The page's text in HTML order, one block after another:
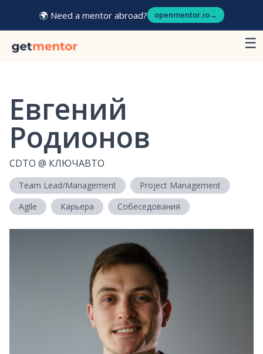
🌍 Need a mentor abroad? openmentor.io→
☰
Евгений
Родионов
CDTO @ КЛЮЧАВТО
Team Lead/Management
Project Management
Agile
Карьера Собеседования